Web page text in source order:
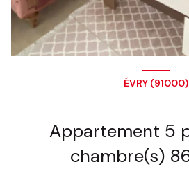
ÉVRY (91000)
Appartement 5 pièce(s) 3